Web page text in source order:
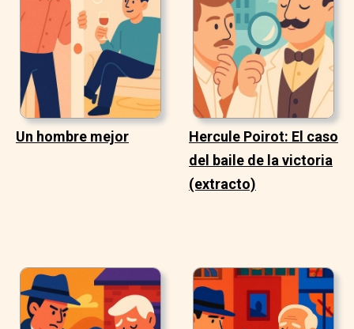
Un hombre mejor
Hercule Poirot: El caso
del baile de la victoria
(extracto)